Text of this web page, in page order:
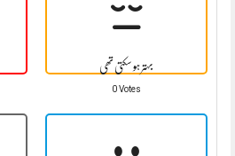
بہتر ہو سکتی تھی
0 Votes